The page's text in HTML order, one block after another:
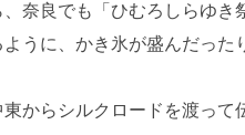
奈良でも「ひむろしらゆき
うに、かき氷が盛んだった
からシルクロードを渡って